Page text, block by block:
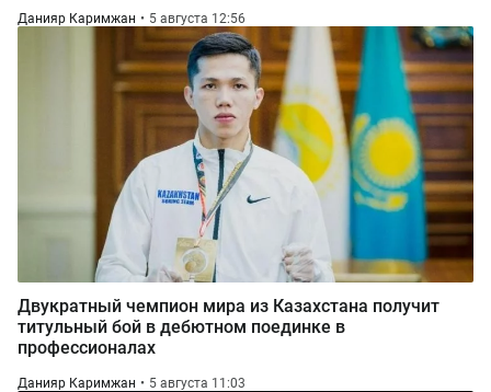
Данияр Каримжан 5 августа 12:56
Двукратный чемпион мира из Казахстана получит
титульный бой в дебютном поединке в
профессионалах
Данияр Каримжан 5 августа 11:03